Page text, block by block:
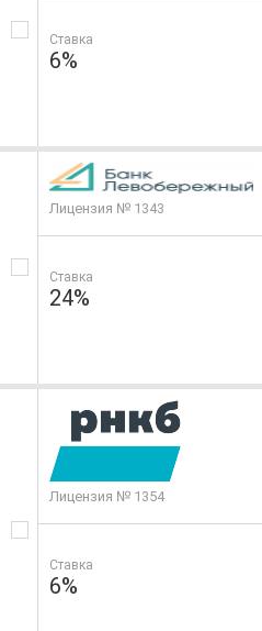
Ставка
6%
Лицензия № 1343
Ставка
24%
Лицензия № 1354
Ставка
6%